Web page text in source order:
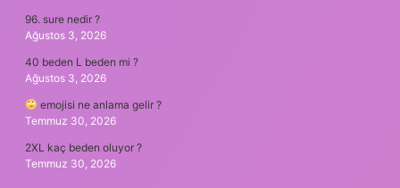
96. sure nedir ?
Ağustos 3, 2026
40 beden L beden mi ?
Ağustos 3, 2026
emojisi ne anlama gelir ?
Temmuz 30, 2026
2XL kaç beden oluyor ?
Temmuz 30, 2026